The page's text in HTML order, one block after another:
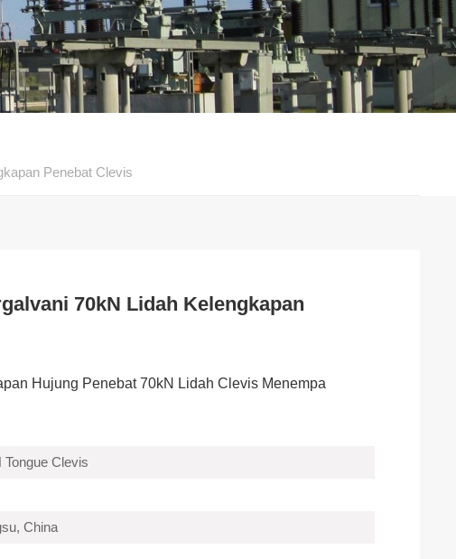
Penebat Clevis
70kN Lidah Kelengkapan
Hujung Penebat 70kN Lidah Clevis Menempa
Tongue Clevis
China